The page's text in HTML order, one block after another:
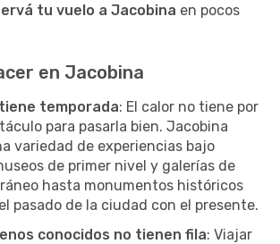
tu vuelo a Jacobina en pocos
en Jacobina
temporada: El calor no tiene por
para pasarla bien. Jacobina
variedad de experiencias bajo
de primer nivel y galerías de
hasta monumentos históricos
pasado de la ciudad con el presente.
conocidos no tienen fila: Viajar